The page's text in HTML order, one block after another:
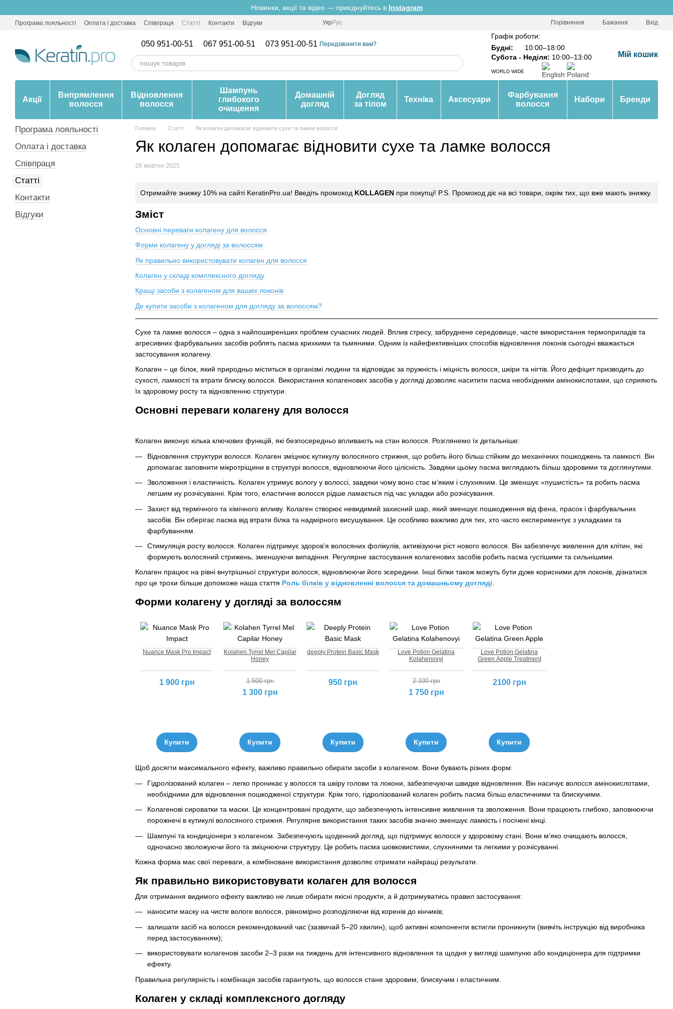
Новинки, акції та відео — приєднуйтесь в Instagram
Програма лояльності Оплата і доставка Співпраця Статті Контакти Відгуки УкрРус Порівняння Бажання Вхід
050 951-00-51 067 951-00-51 073 951-00-51 Передзвонити вам?
Графік роботи:
Будні:
10:00–18:00
Субота - Неділя: 10:00–13:00
WORLD WIDE
Мій кошик
Акції
Випрямлення
волосся
Відновлення
волосся
Шампунь
глибокого
очищення
Домашній
догляд
Догляд
за тілом
Техніка Аксесуари
Фарбування
волосся
Набори Бренди
Головна Статті Як колаген допомагає відновити сухе та ламке волосся
Як колаген допомагає відновити сухе та ламке волосся
28 жовтня 2025
Отримайте знижку 10% на сайті KeratinPro.ua! Введіть промокод KOLLAGEN при покупці! P.S. Промокод діє на всі товари, окрім тих, що вже мають знижку.
Зміст
Основні переваги колагену для волосся
Форми колагену у догляді за волоссям
Як правильно використовувати колаген для волосся
Колаген у складі комплексного догляду
Кращі засоби з колагеном для ваших локонів
Де купити засоби з колагеном для догляду за волоссям?
Сухе та ламке волосся – одна з найпоширеніших проблем сучасних людей. Вплив стресу, забруднене середовище, часте використання термоприладів та
агресивних фарбувальних засобів роблять пасма крихкими та тьмяними. Одним із найефективніших способів відновлення локонів сьогодні вважається
застосування колагену.
Колаген – це білок, який природньо міститься в організмі людини та відповідає за пружність і міцність волосся, шкіри та нігтів. Його дефіцит призводить до
сухості, ламкості та втрати блиску волосся. Використання колагенових засобів у догляді дозволяє наситити пасма необхідними амінокислотами, що сприяють
їх здоровому росту та відновленню структури.
Основні переваги колагену для волосся
Колаген виконує кілька ключових функцій, які безпосередньо впливають на стан волосся. Розглянемо їх детальніше:
Відновлення структури волосся. Колаген зміцнює кутикулу волосяного стрижня, що робить його більш стійким до механічних пошкоджень та ламкості. Він
допомагає заповнити мікротріщини в структурі волосся, відновлюючи його цілісність. Завдяки цьому пасма виглядають більш здоровими та доглянутими.
Зволоження і еластичність. Колаген утримує вологу у волоссі, завдяки чому воно стає м’яким і слухняним. Це зменшує «пушистість» та робить пасма
легшим иу розчісуванні. Крім того, еластичне волосся рідше ламається під час укладки або розчісування.
Захист від термічного та хімічного впливу. Колаген створює невидимий захисний шар, який зменшує пошкодження від фена, прасок і фарбувальних
засобів. Він оберігає пасма від втрати білка та надмірного висушування. Це особливо важливо для тих, хто часто експериментує з укладками та
фарбуванням.
Стимуляція росту волосся. Колаген підтримує здоров’я волосяних фолікулів, активізуючи ріст нового волосся. Він забезпечує живлення для клітин, які
формують волосяний стрижень, зменшуючи випадіння. Регулярне застосування колагенових засобів робить пасма густішими та сильнішими.
Колаген працює на рівні внутрішньої структури волосся, відновлюючи його зсередини. Інші білки також можуть бути дуже корисними для локонів, дізнатися
про це трохи більше допоможе наша стаття Роль білків у відновленні волосся та домашньому догляді.
Форми колагену у догляді за волоссям
Nuance Mask Pro Impact
1 900 грн
Купити
Kolahen Tyrrel Mel Capilar
Honey
1 500 грн
1 300 грн
Купити
deeply Protein Basic Mask
950 грн
Купити
Love Potion Gelatina
Kolahenovyi
2 100 грн
1 750 грн
Купити
Love Potion Gelatina
Green Apple Treatment
2100 грн
Купити
Щоб досягти максимального ефекту, важливо правильно обирати засоби з колагеном. Вони бувають різних форм:
Гідролізований колаген – легко проникає у волосся та шкіру голови та локони, забезпечуючи швидке відновлення. Він насичує волосся амінокислотами,
необхідними для відновлення пошкодженої структури. Крім того, гідролізований колаген робить пасма більш еластичними та блискучими.
Колагенові сироватки та маски. Це концентровані продукти, що забезпечують інтенсивне живлення та зволоження. Вони працюють глибоко, заповнюючи
порожнечі в кутикулі волосяного стрижня. Регулярне використання таких засобів значно зменшує ламкість і посічені кінці.
Шампуні та кондиціонери з колагеном. Забезпечують щоденний догляд, що підтримує волосся у здоровому стані. Вони м’яко очищають волосся,
одночасно зволожуючи його та зміцнюючи структуру. Це робить пасма шовковистими, слухняними та легкими у розчісуванні.
Кожна форма має свої переваги, а комбіноване використання дозволяє отримати найкращі результати.
Як правильно використовувати колаген для волосся
Для отримання видимого ефекту важливо не лише обирати якісні продукти, а й дотримуватись правил застосування:
наносити маску на чисте вологе волосся, рівномірно розподіляючи від коренів до кінчиків;
залишати засіб на волосся рекомендований час (зазвичай 5–20 хвилин), щоб активні компоненти встигли проникнути (вивчіть інструкцію від виробника
перед застосуванням);
використовувати колагенові засоби 2–3 рази на тиждень для інтенсивного відновлення та щодня у вигляді шампуню або кондиціонера для підтримки
ефекту.
Правильна регулярність і комбінація засобів гарантують, що волосся стане здоровим, блискучим і еластичним.
Колаген у складі комплексного догляду
Програма лояльності
Оплата і доставка
Співпраця
Статті
Контакти
Відгуки